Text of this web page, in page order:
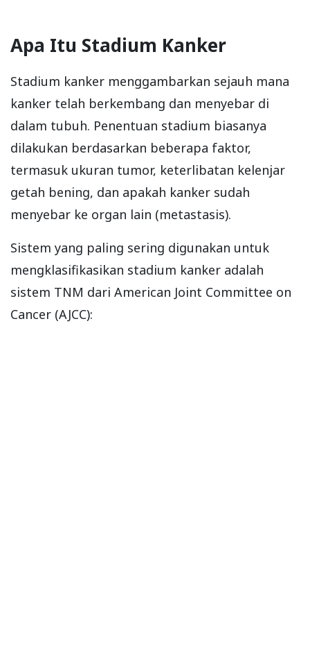
Apa Itu Stadium Kanker
Stadium kanker menggambarkan sejauh mana
kanker telah berkembang dan menyebar di
dalam tubuh. Penentuan stadium biasanya
dilakukan berdasarkan beberapa faktor,
termasuk ukuran tumor, keterlibatan kelenjar
getah bening, dan apakah kanker sudah
menyebar ke organ lain (metastasis).
Sistem yang paling sering digunakan untuk
mengklasifikasikan stadium kanker adalah
sistem TNM dari American Joint Committee on
Cancer (AJCC):